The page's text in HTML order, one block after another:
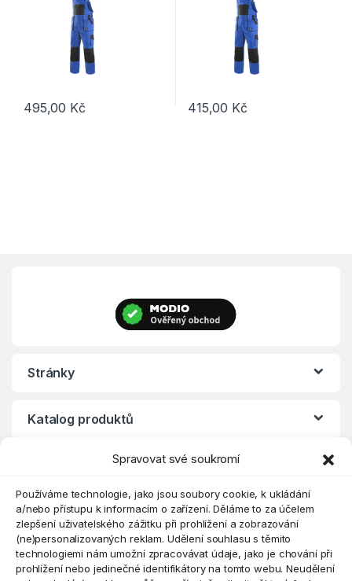
Spravovat své soukromí
Používáme technologie, jako jsou soubory cookie, k ukládání
a/nebo přístupu k informacím o zařízení. Děláme to za účelem
zlepšení uživatelského zážitku při prohlížení a zobrazování
(ne)personalizovaných reklam. Udělení souhlasu s těmito
technologiemi nám umožní zpracovávat údaje, jako je chování při
prohlížení nebo jedinečné identifikátory na tomto webu. Neudělení
495,00 Kč 415,00 Kč
Stránky
Katalog produktů